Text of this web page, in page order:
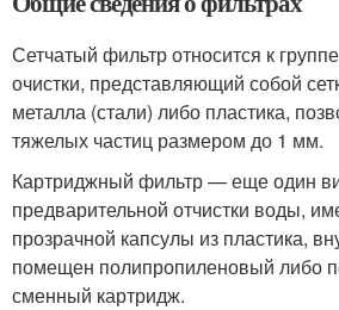
Сетчатый фильтр относится к
очистки, представляющий собой
металла (стали) либо пластика,
тяжелых частиц размером до 1 мм.
Картриджный фильтр — еще один
предварительной отчистки воды,
прозрачной капсулы из пластика,
помещен полипропиленовый либо
сменный картридж.